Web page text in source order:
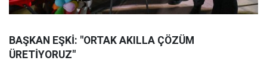
BAŞKAN EŞKİ: "ORTAK AKILLA ÇÖZÜM
ÜRETİYORUZ"